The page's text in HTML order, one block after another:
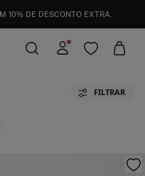
10% DE DESCONTO EXTRA.
FILTRAR